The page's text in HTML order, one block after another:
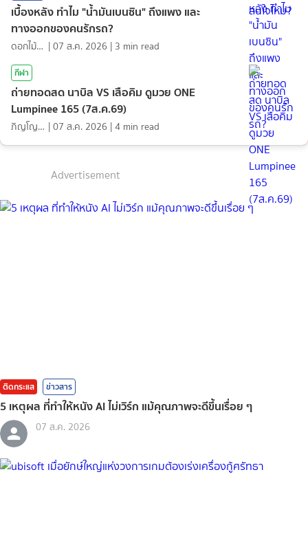
เบื้องหลัง ทำไม "น้ำมันเบนซิน" ถึงแพง และ
ทางออกของคนรักรถ?
ดอกไม้กับสายน้ำ |07 ส.ค. 2026 | 3 min read
กีฬา
ถ่ายทอดสด นาบิล VS เสือคิม ดูมวย ONE
Lumpinee 165 (7ส.ค.69)
ภิญโญ ส่องแสง |07 ส.ค. 2026 |4 min read
Advertisement
ติดกระแส ข่าวสาร
5 เหตุผล ที่ทำให้หนัง AI ไม่เวิร์ก แม้คุณภาพจะดีขึ้นเรื่อย ๆ
07 ส.ค. 2026